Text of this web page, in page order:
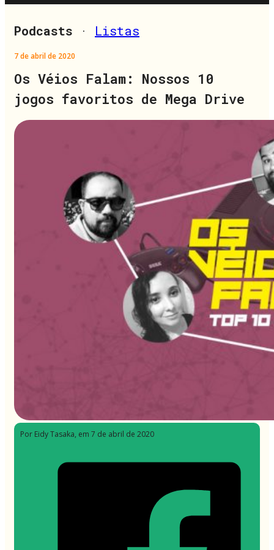
Podcasts · Listas
7 de abril de 2020
Os Véios Falam: Nossos 10
jogos favoritos de Mega Drive
Por Eidy Tasaka, em 7 de abril de 2020